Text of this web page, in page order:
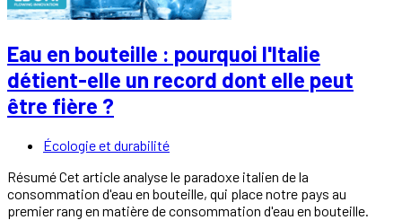
Eau en bouteille : pourquoi l'Italie
détient-elle un record dont elle peut
être fière ?
Écologie et durabilité
Résumé Cet article analyse le paradoxe italien de la
consommation d'eau en bouteille, qui place notre pays au
premier rang en matière de consommation d'eau en bouteille.